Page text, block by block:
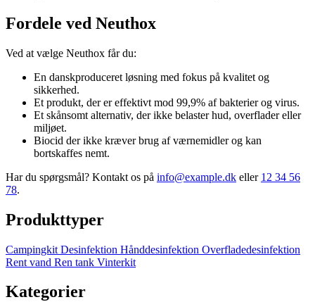
Fordele ved Neuthox
Ved at vælge Neuthox får du:
En danskproduceret løsning med fokus på kvalitet og
sikkerhed.
Et produkt, der er effektivt mod 99,9% af bakterier og virus.
Et skånsomt alternativ, der ikke belaster hud, overflader eller
miljøet.
Biocid der ikke kræver brug af værnemidler og kan
bortskaffes nemt.
Har du spørgsmål? Kontakt os på info@example.dk eller 12 34 56
78.
Produkttyper
Campingkit Desinfektion Hånddesinfektion Overfladedesinfektion
Rent vand Ren tank Vinterkit
Kategorier